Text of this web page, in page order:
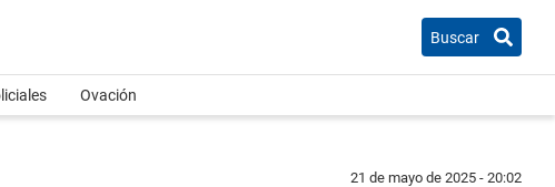
Buscar
Ovación
21 de mayo de 2025 - 20:02